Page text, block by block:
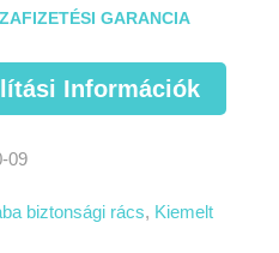
GARANCIA
Információk
09
biztonsági rács, Kiemelt